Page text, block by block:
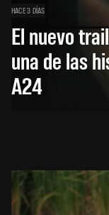
HACE 3 DÍAS
El nuevo
una de las
A24